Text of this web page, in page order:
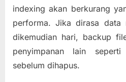
indexing akan berkurang
performa. Jika dirasa data
dikemudian hari, backup
penyimpanan lain
sebelum dihapus.